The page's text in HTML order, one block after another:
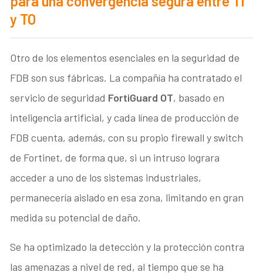
y TO
Otro de los elementos esenciales en la seguridad de
FDB son sus fábricas. La compañía ha contratado el
servicio de seguridad FortiGuard OT, basado en
inteligencia artificial, y cada línea de producción de
FDB cuenta, además, con su propio firewall y switch
de Fortinet, de forma que, si un intruso lograra
acceder a uno de los sistemas industriales,
permanecería aislado en esa zona, limitando en gran
medida su potencial de daño.
Se ha optimizado la detección y la protección contra
las amenazas a nivel de red, al tiempo que se ha